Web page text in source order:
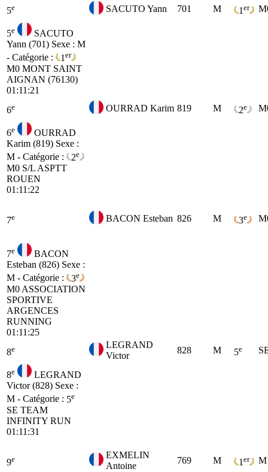
5e SACUTO Yann 701 M 1 er
5e
SACUTO
Yann (701) Sexe : M
- Catégorie :
1 er
M0 MONT SAINT
AIGNAN (76130)
01:11:21
6e OURRAD Karim 819 M 2e
6e
OURRAD
Karim (819) Sexe :
M - Catégorie :
2e
M0 S/L ASPTT
ROUEN
01:11:22
7e BACON Esteban 826 M 3e
7e
BACON
Esteban (826) Sexe :
M - Catégorie :
3e
M0 ASSOCIATION
SPORTIVE
ARGENCES
RUNNING
01:11:25
8e
LEGRAND
Victor
828 M 5e
8e
LEGRAND
Victor (828) Sexe :
M - Catégorie : 5e
SE TEAM
INFINITY RUN
01:11:31
9e
EXMELIN
Antoine
769 M 1 er